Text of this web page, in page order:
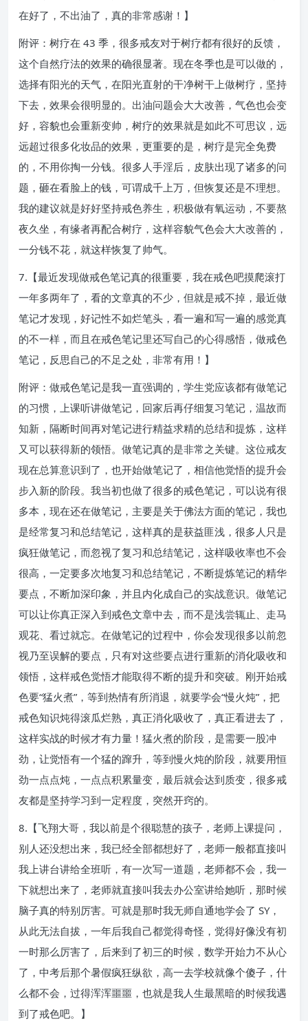
在好了，不出油了，真的非常感谢！】
附评：树疗在 43 季，很多戒友对于树疗都有很好的反馈，
这个自然疗法的效果的确很显著。现在冬季也是可以做的，
选择有阳光的天气，在阳光直射的干净树干上做树疗，坚持
下去，效果会很明显的。出油问题会大大改善，气色也会变
好，容貌也会重新变帅，树疗的效果就是如此不可思议，远
远超过很多化妆品的效果，更重要的是，树疗是完全免费
的，不用你掏一分钱。很多人手淫后，皮肤出现了诸多的问
题，砸在看脸上的钱，可谓成千上万，但恢复还是不理想。
我的建议就是好好坚持戒色养生，积极做有氧运动，不要熬
夜久坐，有缘者再配合树疗，这样容貌气色会大大改善的，
一分钱不花，就这样恢复了帅气。
7.【最近发现做戒色笔记真的很重要，我在戒色吧摸爬滚打
一年多两年了，看的文章真的不少，但就是戒不掉，最近做
笔记才发现，好记性不如烂笔头，看一遍和写一遍的感觉真
的不一样，而且在戒色笔记里还写自己的心得感悟，做戒色
笔记，反思自己的不足之处，非常有用！】
附评：做戒色笔记是我一直强调的，学生党应该都有做笔记
的习惯，上课听讲做笔记，回家后再仔细复习笔记，温故而
知新，隔断时间再对笔记进行精益求精的总结和提炼，这样
又可以获得新的领悟。做笔记真的是非常之关键。这位戒友
现在总算意识到了，也开始做笔记了，相信他觉悟的提升会
步入新的阶段。我当初也做了很多的戒色笔记，可以说有很
多本，现在还在做笔记，主要是关于佛法方面的笔记，我也
是经常复习和总结笔记，这样真的是获益匪浅，很多人只是
疯狂做笔记，而忽视了复习和总结笔记，这样吸收率也不会
很高，一定要多次地复习和总结笔记，不断提炼笔记的精华
要点，不断加深印象，并且内化成自己的实战意识。做笔记
可以让你真正深入到戒色文章中去，而不是浅尝辄止、走马
观花、看过就忘。在做笔记的过程中，你会发现很多以前忽
视乃至误解的要点，只有对这些要点进行重新的消化吸收和
领悟，这样戒色觉悟才能取得不断的提升和突破。刚开始戒
色要“猛火煮”，等到热情有所消退，就要学会“慢火炖”，把
戒色知识炖得滚瓜烂熟，真正消化吸收了，真正看进去了，
这样实战的时候才有力量！猛火煮的阶段，是需要一股冲
劲，让觉悟有一个猛的蹿升，等到慢火炖的阶段，就要用恒
劲一点点炖，一点点积累量变，最后就会达到质变，很多戒
友都是坚持学习到一定程度，突然开窍的。
8.【飞翔大哥，我以前是个很聪慧的孩子，老师上课提问，
别人还没想出来，我已经全部都想好了，老师一般都直接叫
我上讲台讲给全班听，有一次写一道题，老师都不会，我一
下就想出来了，老师就直接叫我去办公室讲给她听，那时候
脑子真的特别厉害。可就是那时我无师自通地学会了 SY，
从此无法自拔，一年后我自己都觉得奇怪，觉得好像没有初
一时那么厉害了，后来到了初三的时候，数学开始力不从心
了，中考后那个暑假疯狂纵欲，高一去学校就像个傻子，什
么都不会，过得浑浑噩噩，也就是我人生最黑暗的时候我遇
到了戒色吧。】